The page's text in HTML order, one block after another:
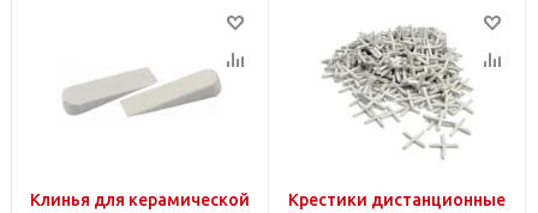
Клинья для керамической
Крестики дистанционные